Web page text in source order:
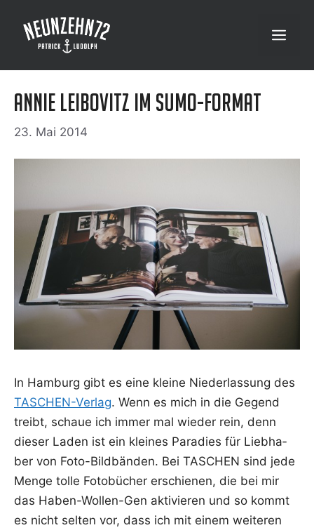
Inhalt
springen
Menü
Annie Leibovitz im SUMO-Format
23. Mai 2014
In Ham­burg gibt es eine klei­ne Nie­der­las­sung des
TASCHEN-Ver­lag. Wenn es mich in die Gegend
treibt, schaue ich immer mal wie­der rein, denn
die­ser Laden ist ein klei­nes Para­dies für Lieb­ha­
ber von Foto-Bild­bän­den. Bei TASCHEN sind jede
Men­ge tol­le Foto­bü­cher erschie­nen, die bei mir
das Haben-Wol­len-Gen akti­vie­ren und so kommt
es nicht sel­ten vor, dass ich mit einem wei­te­ren